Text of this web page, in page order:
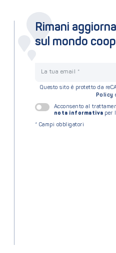
Rimani
sul mondo
Questo sito è protetto da
Policy
Acconsento al
nota informativa per
* Campi obbligatori